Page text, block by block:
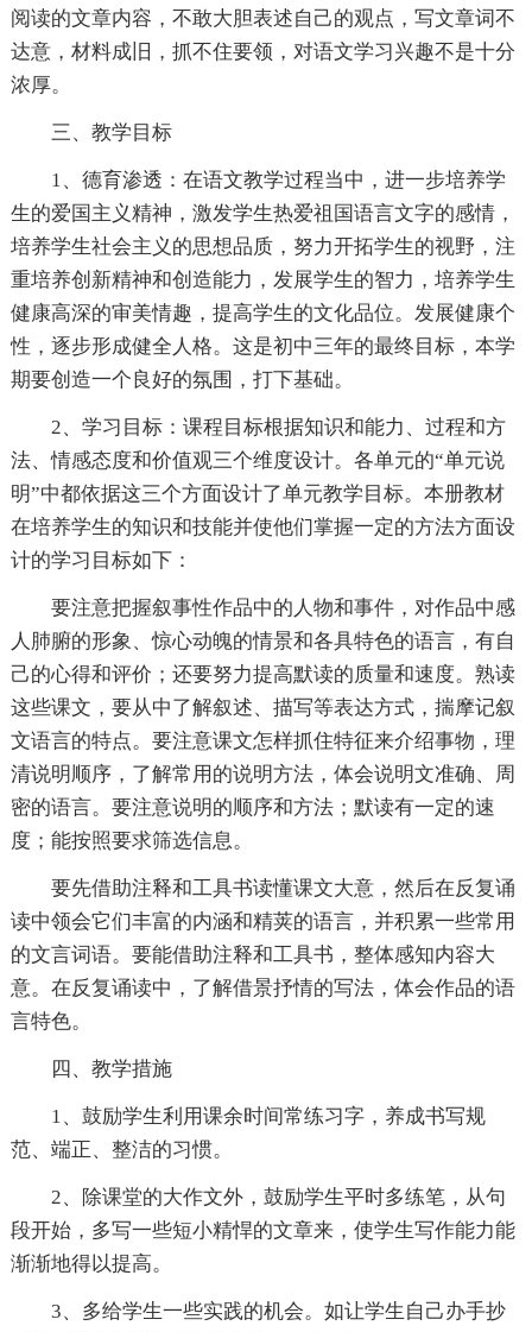
阅读的文章内容，不敢大胆表述自己的观点，写文章词不
达意，材料成旧，抓不住要领，对语文学习兴趣不是十分
浓厚。
三、教学目标
1、德育渗透：在语文教学过程当中，进一步培养学
生的爱国主义精神，激发学生热爱祖国语言文字的感情，
培养学生社会主义的思想品质，努力开拓学生的视野，注
重培养创新精神和创造能力，发展学生的智力，培养学生
健康高深的审美情趣，提高学生的文化品位。发展健康个
性，逐步形成健全人格。这是初中三年的最终目标，本学
期要创造一个良好的氛围，打下基础。
2、学习目标：课程目标根据知识和能力、过程和方
法、情感态度和价值观三个维度设计。各单元的“单元说
明”中都依据这三个方面设计了单元教学目标。本册教材
在培养学生的知识和技能并使他们掌握一定的方法方面设
计的学习目标如下：
要注意把握叙事性作品中的人物和事件，对作品中感
人肺腑的形象、惊心动魄的情景和各具特色的语言，有自
己的心得和评价；还要努力提高默读的质量和速度。熟读
这些课文，要从中了解叙述、描写等表达方式，揣摩记叙
文语言的特点。要注意课文怎样抓住特征来介绍事物，理
清说明顺序，了解常用的说明方法，体会说明文准确、周
密的语言。要注意说明的顺序和方法；默读有一定的速
度；能按照要求筛选信息。
要先借助注释和工具书读懂课文大意，然后在反复诵
读中领会它们丰富的内涵和精荚的语言，并积累一些常用
的文言词语。要能借助注释和工具书，整体感知内容大
意。在反复诵读中，了解借景抒情的写法，体会作品的语
言特色。
四、教学措施
1、鼓励学生利用课余时间常练习字，养成书写规
范、端正、整洁的习惯。
2、除课堂的大作文外，鼓励学生平时多练笔，从句
段开始，多写一些短小精悍的文章来，使学生写作能力能
渐渐地得以提高。
3、多给学生一些实践的机会。如让学生自己办手抄